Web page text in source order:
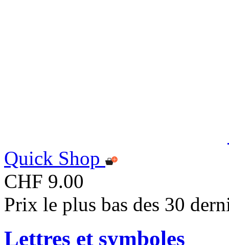
Quick Shop
CHF 9.00
Prix le plus bas des 30
Lettres et symboles